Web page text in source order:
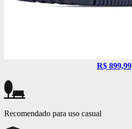
R$ 899,99
Recomendado para uso casual